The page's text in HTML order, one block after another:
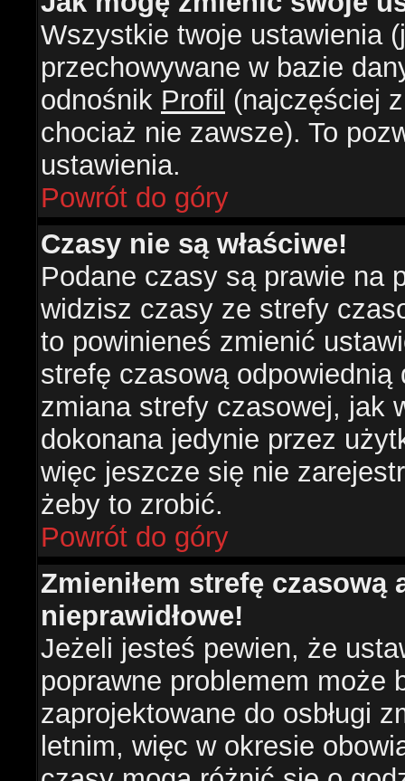
Wszystkie twoje ustawienia
przechowywane w bazie
odnośnik Profil (najczęściej
chociaż nie zawsze). To
ustawienia.
Powrót do góry
Czasy nie są właściwe!
Podane czasy są prawie na
widzisz czasy ze strefy
to powinieneś zmienić
strefę czasową
zmiana strefy czasowej, jak
dokonana jedynie przez
więc jeszcze się nie
żeby to zrobić.
Powrót do góry
Zmieniłem strefę czasową
nieprawidłowe!
Jeżeli jesteś pewien, że
poprawne problemem może
zaprojektowane do osbługi
letnim, więc w okresie